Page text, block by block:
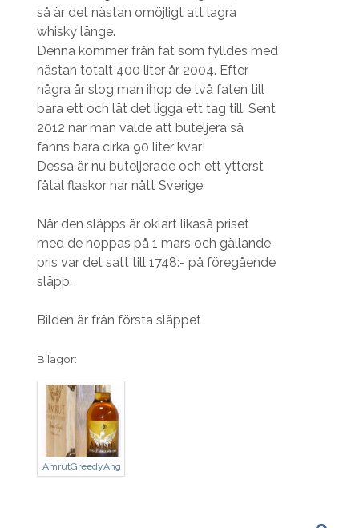
så är det nästan omöjligt att lagra
whisky länge.
Denna kommer från fat som fylldes med
nästan totalt 400 liter år 2004. Efter
några år slog man ihop de två faten till
bara ett och lät det ligga ett tag till. Sent
2012 när man valde att buteljera så
fanns bara cirka 90 liter kvar!
Dessa är nu buteljerade och ett ytterst
fåtal flaskor har nått Sverige.
När den släpps är oklart likaså priset
med de hoppas på 1 mars och gällande
pris var det satt till 1748:- på föregående
släpp.
Bilden är från första släppet
Bilagor:
AmrutGreedyAngelsBtlPICT884.jpg